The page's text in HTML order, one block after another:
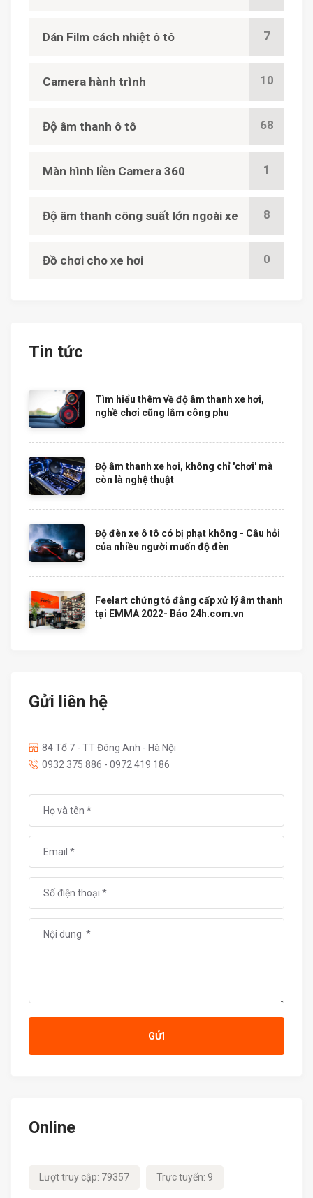
Dán Film cách nhiệt ô tô 7
Camera hành trình 10
Độ âm thanh ô tô 68
Màn hình liền Camera 360 1
Độ âm thanh công suất lớn ngoài xe 8
Đồ chơi cho xe hơi 0
Tin tức
Tìm hiểu thêm về độ âm thanh xe hơi,
nghề chơi cũng lắm công phu
Độ âm thanh xe hơi, không chỉ 'chơi' mà
còn là nghệ thuật
Độ đèn xe ô tô có bị phạt không - Câu hỏi
của nhiều người muốn độ đèn
Feelart chứng tỏ đẳng cấp xử lý âm thanh
tại EMMA 2022- Báo 24h.com.vn
Gửi liên hệ
84 Tổ 7 - TT Đông Anh - Hà Nội
0932 375 886 - 0972 419 186
GỬI
Online
Lượt truy cập: 79357 Trực tuyến: 9